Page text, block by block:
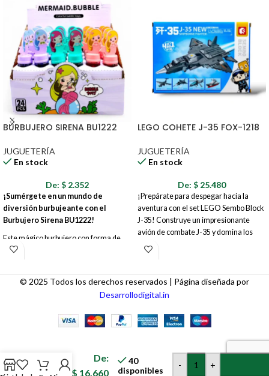
BURBUJERO SIRENA BU1222
JUGUETERÍA
En stock
De: $ 2.352
¡Sumérgete en un mundo de
diversión burbujeante con el
Burbujero Sirena BU1222!
Este mágico burbujero con forma de
sirena es el juguete perfecto para
pequeños y crear momentos
inolvidables al aire libre. Con su diseño
encantador y colores vibrantes, el
transformará cualquier día en una
LEGO COHETE J-35 FOX-1218
JUGUETERÍA
En stock
De: $ 25.480
¡Prepárate para despegar hacia la
aventura con el set LEGO Sembo Block
J-35! Construye un impresionante
avión de combate J-35 y domina los
cielos con su diseño aerodinámico y
© 2025 Todos los derechos reservados | Página diseñada por
Desarrollodigital.in
X2
BLISTER
De:
$ 16.660
40
disponibles
- +